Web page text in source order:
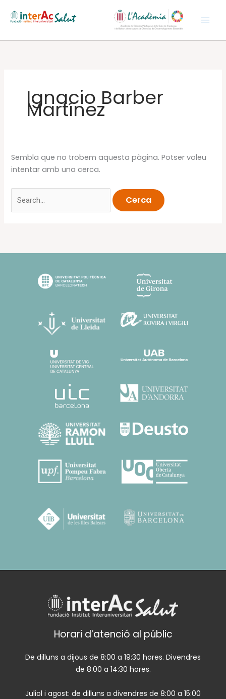
Ignacio Barber
Martínez
Sembla que no trobem aquesta pàgina. Potser voleu
intentar amb una cerca.
Horari d’atenció al públic
De dilluns a dijous de 8:00 a 19:30 hores. Divendres
de 8:00 a 14:30 hores.
Juliol i agost: de dilluns a divendres de 8:00 a 15:00